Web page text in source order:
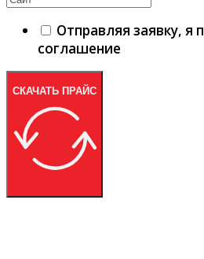
Отправляя заявку,
соглашение
СКАЧАТЬ ПРАЙС